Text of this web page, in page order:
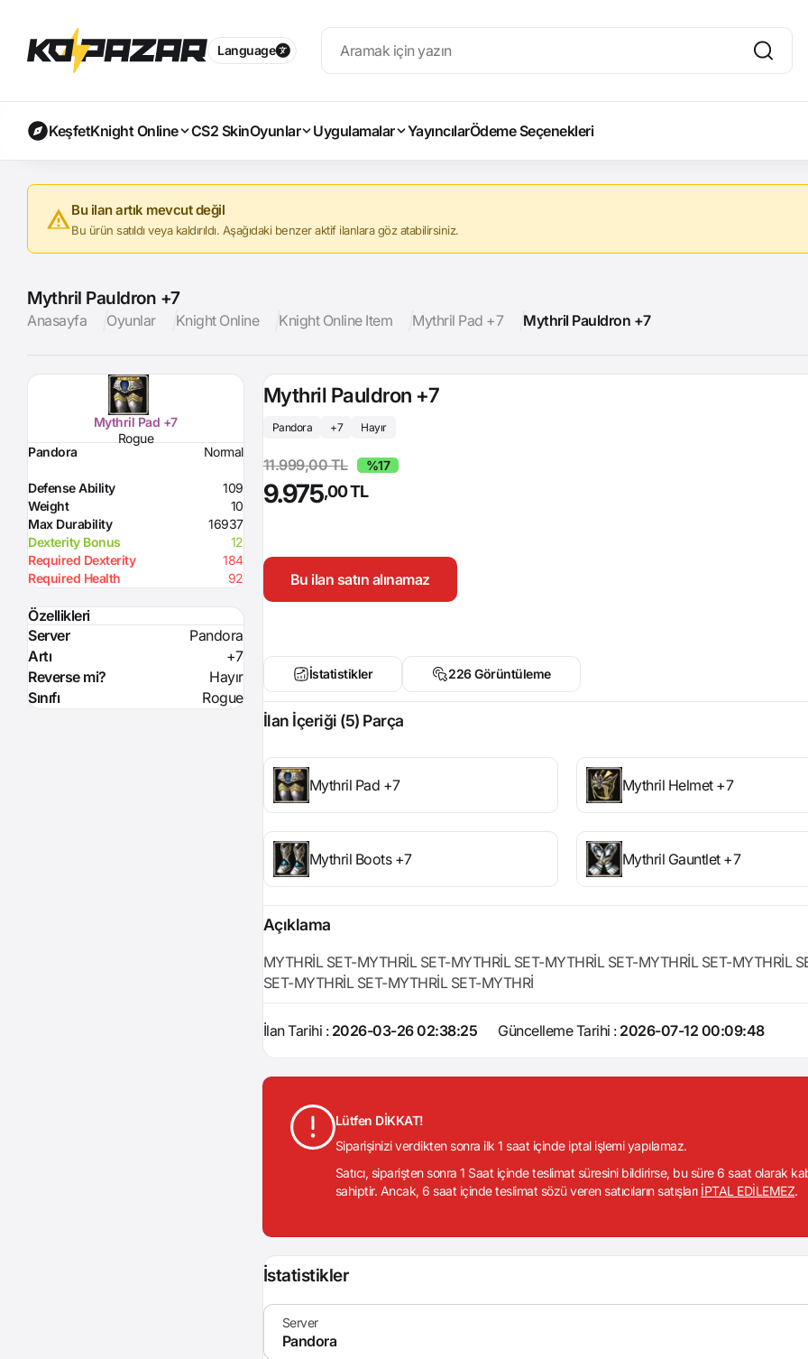
Language
KeşfetKnight Online CS2 SkinOyunlar Uygulamalar YayıncılarÖdeme Seçenekleri
Bu ilan artık mevcut değil
Bu ürün satıldı veya kaldırıldı. Aşağıdaki benzer aktif ilanlara göz atabilirsiniz.
Mythril Pauldron +7
Anasayfa Oyunlar Knight Online Knight Online Item Mythril Pad +7 Mythril Pauldron +7
Mythril Pad +7
Rogue
Pandora
Normal
Defense Ability
109
Weight
10
Max Durability
16937
Dexterity Bonus
12
Required Dexterity
184
Required Health
92
Özellikleri
Server
Pandora
Artı
+7
Reverse mi?
Hayır
Sınıfı
Rogue
Mythril Pauldron +7
Pandora +7 Hayır
11.999,00 TL %17
9.975,00 TL
Bu ilan satın alınamaz
İstatistikler 226 Görüntüleme
İlan İçeriği (5) Parça
Mythril Pad +7 Mythril Helmet +7
Mythril Boots +7 Mythril Gauntlet +7
Açıklama
MYTHRİL SET-MYTHRİL SET-MYTHRİL SET-MYTHRİL SET-MYTHRİL SET-MYTHRİL
SET-MYTHRİL SET-MYTHRİL SET-MYTHRİ
İlan Tarihi : 2026-03-26 02:38:25 Güncelleme Tarihi : 2026-07-12 00:09:48
Lütfen DİKKAT!
Siparişinizi verdikten sonra ilk 1 saat içinde iptal işlemi yapılamaz.
Satıcı, siparişten sonra 1 Saat içinde teslimat süresini bildirirse, bu süre 6 saat olarak
sahiptir. Ancak, 6 saat içinde teslimat sözü veren satıcıların satışları İPTAL EDİLEMEZ.
İstatistikler